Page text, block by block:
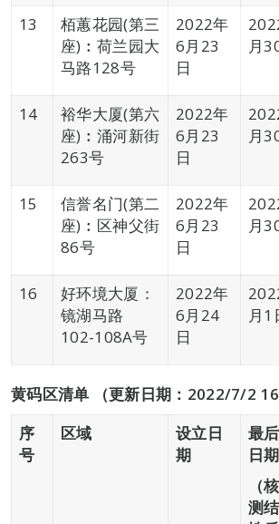
13
栢蕙花园(第三
座)︰荷兰园大
马路128号
2022年
6月23
日
月
14
裕华大厦(第六
座)︰涌河新街
263号
2022年
6月23
日
月
15
信誉名门(第二
座)︰区神父街
86号
2022年
6月23
日
月
16
好环境大厦：
镜湖马路
102-108A号
2022年
6月24
日
月1
黄码区清单
（更新日期：2022/7/2
序
号
区域
设立日
期
最
日期
（
测